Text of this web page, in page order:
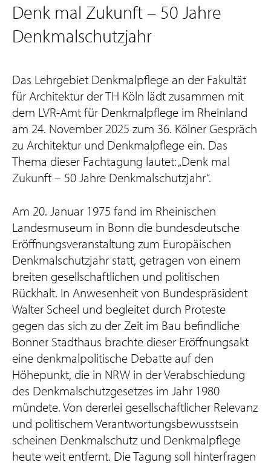
Denk mal Zukunft – 50 Jahre
Denkmalschutzjahr
Das Lehrgebiet Denkmalpflege an der Fakultät
für Architektur der TH Köln lädt zusammen mit
dem LVR-Amt für Denkmalpflege im Rheinland
am 24. November 2025 zum 36. Kölner Gespräch
zu Architektur und Denkmalpflege ein. Das
Thema dieser Fachtagung lautet: „Denk mal
Zukunft – 50 Jahre Denkmalschutzjahr“.
Am 20. Januar 1975 fand im Rheinischen
Landesmuseum in Bonn die bundesdeutsche
Eröffnungsveranstaltung zum Europäischen
Denkmalschutzjahr statt, getragen von einem
breiten gesellschaftlichen und politischen
Rückhalt. In Anwesenheit von Bundespräsident
Walter Scheel und begleitet durch Proteste
gegen das sich zu der Zeit im Bau befindliche
Bonner Stadthaus brachte dieser Eröffnungsakt
eine denkmalpolitische Debatte auf den
Höhepunkt, die in NRW in der Verabschiedung
des Denkmalschutzgesetzes im Jahr 1980
mündete. Von dererlei gesellschaftlicher Relevanz
und politischem Verantwortungsbewusstsein
scheinen Denkmalschutz und Denkmalpflege
heute weit entfernt. Die Tagung soll hinterfragen